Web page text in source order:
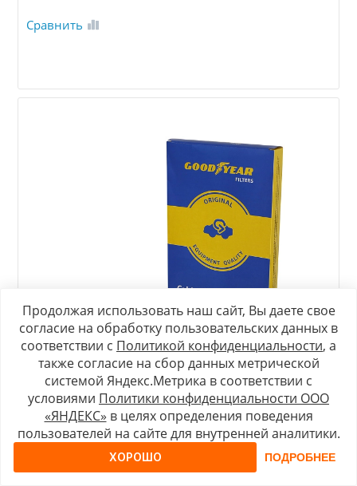
Сравнить
Фильтр салонный GY GY3215
Продолжая использовать наш сайт, Вы даете свое
согласие на обработку пользовательских данных в
соответствии с Политикой конфиденциальности, а
также согласие на сбор данных метрической
системой Яндекс.Метрика в соответствии с
условиями Политики конфиденциальности ООО
«ЯНДЕКС» в целях определения поведения
пользователей на сайте для внутренней аналитики.
ХОРОШО ПОДРОБНЕЕ